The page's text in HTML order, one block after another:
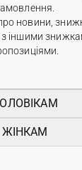
новини,
іншими
ЖІНКАМ